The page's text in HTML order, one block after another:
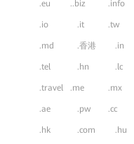
.eu ..biz .info
.io .it .tw
.md .香港 .in
.tel .hn .lc
.travel .me .mx
.ae .pw .cc
.hk .com .hu